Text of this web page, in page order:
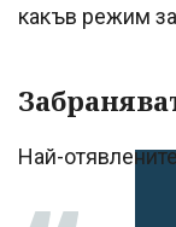
какъв режим
Най-